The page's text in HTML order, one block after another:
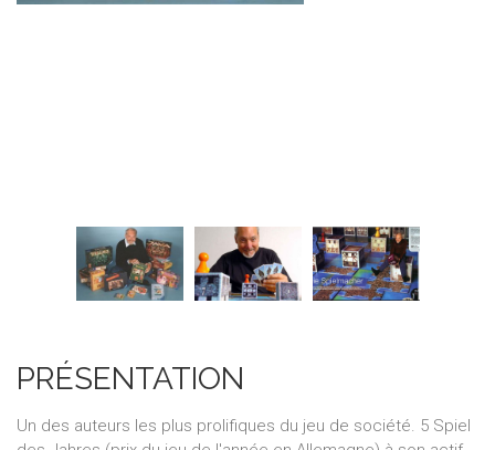
PRÉSENTATION
Un des auteurs les plus prolifiques du jeu de société. 5 Spiel